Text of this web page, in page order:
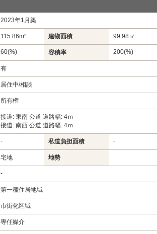
2023年1月築
115.86m² 建物面積 99.98㎡
60(%) 容積率 200(%)
有
居住中/相談
所有権
接道: 東南 公道 道路幅: 4ｍ
接道: 南西 公道 道路幅: 4ｍ
- 私道負担面積 -
宅地 地勢
-
第一種住居地域
市街化区域
専任媒介